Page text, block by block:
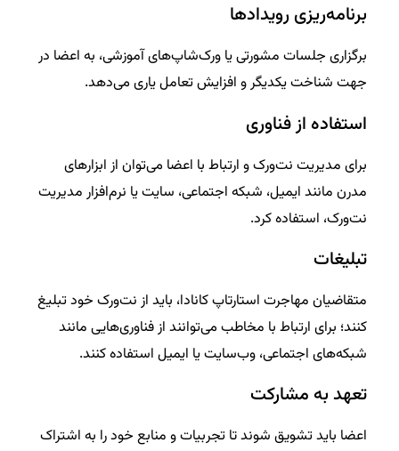
برنامه‌ریزی رویداد‌ها
برگزاری جلسات مشورتی یا ورک‌شاپ‌های آموزشی، به اعضا در
جهت شناخت یکدیگر و افزایش تعامل یاری می‌دهد.
استفاده از فناوری
برای مدیریت نت‌ورک و ارتباط با اعضا می‌توان از ابزارهای
مدرن مانند ایمیل، شبکه اجتماعی، سایت‌ یا نرم‌افزار مدیریت
نت‌ورک، استفاده کرد.
تبلیغات
متقاضیان مهاجرت استارتاپ کانادا، باید از نت‌ورک خود تبلیغ
کنند؛ برای ارتباط با مخاطب می‌توانند از فناوری‌هایی مانند
شبکه‌های اجتماعی، وب‌سایت یا ایمیل استفاده کنند.
تعهد به مشارکت
اعضا باید تشویق شوند تا تجربیات و منابع خود را به اشتراک